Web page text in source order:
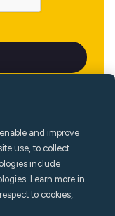
and improve
use, to collect
include
Learn more in
to cookies,